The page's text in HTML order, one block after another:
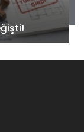
ilgili